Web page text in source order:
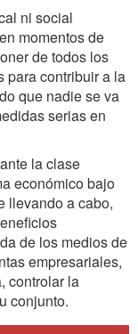
ni social
momentos de
de todos los
para contribuir a la
que nadie se va
serias en
la clase
económico bajo
llevando a cabo,
de los medios de
empresariales,
controlar la
conjunto.